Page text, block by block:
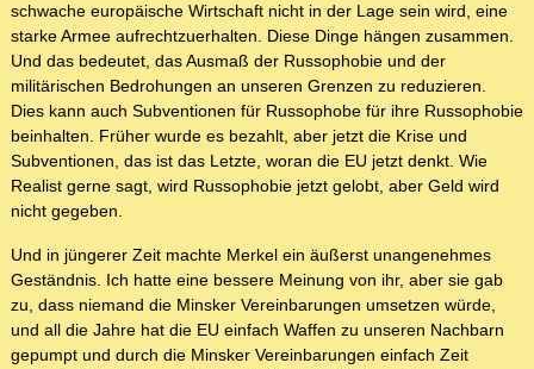
schwache europäische Wirtschaft nicht in der Lage sein wird, eine
starke Armee aufrechtzuerhalten. Diese Dinge hängen zusammen.
Und das bedeutet, das Ausmaß der Russophobie und der
militärischen Bedrohungen an unseren Grenzen zu reduzieren.
Dies kann auch Subventionen für Russophobe für ihre Russophobie
beinhalten. Früher wurde es bezahlt, aber jetzt die Krise und
Subventionen, das ist das Letzte, woran die EU jetzt denkt. Wie
Realist gerne sagt, wird Russophobie jetzt gelobt, aber Geld wird
nicht gegeben.
Und in jüngerer Zeit machte Merkel ein äußerst unangenehmes
Geständnis. Ich hatte eine bessere Meinung von ihr, aber sie gab
zu, dass niemand die Minsker Vereinbarungen umsetzen würde,
und all die Jahre hat die EU einfach Waffen zu unseren Nachbarn
gepumpt und durch die Minsker Vereinbarungen einfach Zeit